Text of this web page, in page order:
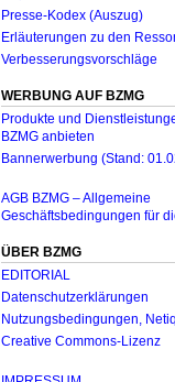
Presse-Kodex (Auszug)
Erläuterungen zu den
Verbesserungsvorschläge
WERBUNG AUF BZMG
Produkte und
BZMG anbieten
Bannerwerbung (Stand:
AGB BZMG – Allgemeine
Geschäftsbedingungen für
ÜBER BZMG
EDITORIAL
Datenschutzerklärungen
Nutzungsbedingungen,
Creative Commons-Lizenz